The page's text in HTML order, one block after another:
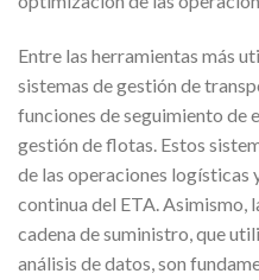
Entre las herramientas más
sistemas de gestión de
funciones de seguimiento de
gestión de flotas. Estos
de las operaciones
continua del ETA. Asimismo,
cadena de suministro, que
análisis de datos, son